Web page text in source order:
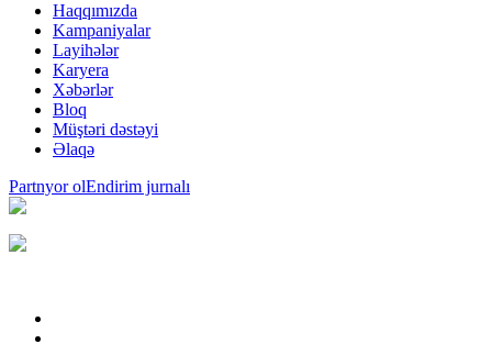
Haqqımızda
Kampaniyalar
Layihələr
Karyera
Xəbərlər
Bloq
Müştəri dəstəyi
Əlaqə
Partnyor olEndirim jurnalı